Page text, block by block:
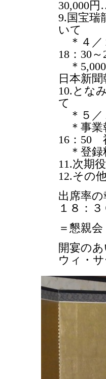
30,000
9.国宝瑞
いて
＊４／
18：30
＊
日本新
10.とな
て
＊５／
＊事業
16：50
＊登録
11.次期
12.その
出席率
１
＝懇親
開宴の
ウィ・